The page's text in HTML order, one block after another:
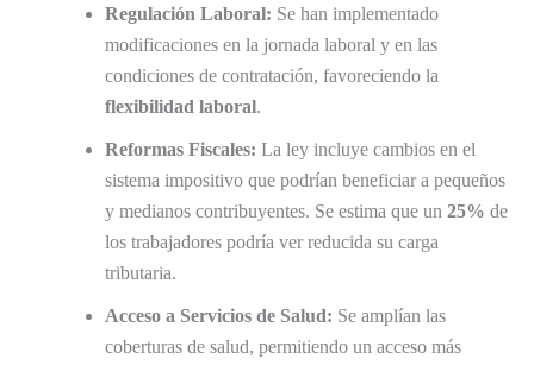
Regulación Laboral: Se han implementado
modificaciones en la jornada laboral y en las
condiciones de contratación, favoreciendo la
flexibilidad laboral.
Reformas Fiscales: La ley incluye cambios en el
sistema impositivo que podrían beneficiar a pequeños
y medianos contribuyentes. Se estima que un 25% de
los trabajadores podría ver reducida su carga
tributaria.
Acceso a Servicios de Salud: Se amplían las
coberturas de salud, permitiendo un acceso más